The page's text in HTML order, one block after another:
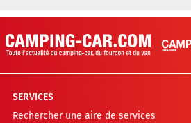
SERVICES
Rechercher une aire de services